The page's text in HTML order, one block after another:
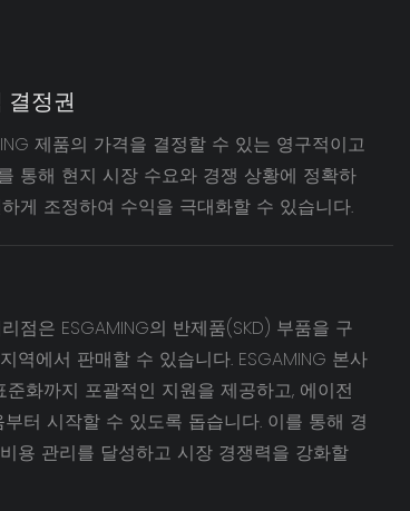
결정권
제품의 가격을 결정할 수 있는 영구적이고
통해 현지 시장 수요와 경쟁 상황에 정확하
게 조정하여 수익을 극대화할 수 있습니다.
점은 ESGAMING의 반제품(SKD) 부품을 구
역에서 판매할 수 있습니다. ESGAMING 본사
화까지 포괄적인 지원을 제공하고, 에이전
터 시작할 수 있도록 돕습니다. 이를 통해 경
용 관리를 달성하고 시장 경쟁력을 강화할